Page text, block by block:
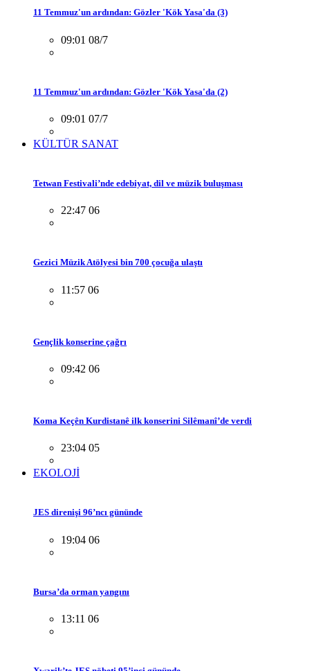
11 Temmuz'un ardından: Gözler 'Kök Yasa'da (3)
09:01 08/7
11 Temmuz'un ardından: Gözler 'Kök Yasa'da (2)
09:01 07/7
KÜLTÜR SANAT
Tetwan Festivali’nde edebiyat, dil ve müzik buluşması
22:47 06
Gezici Müzik Atölyesi bin 700 çocuğa ulaştı
11:57 06
Gençlik konserine çağrı
09:42 06
Koma Keçên Kurdistanê ilk konserini Silêmanî’de verdi
23:04 05
EKOLOJİ
JES direnişi 96’ncı gününde
19:04 06
Bursa’da orman yangını
13:11 06